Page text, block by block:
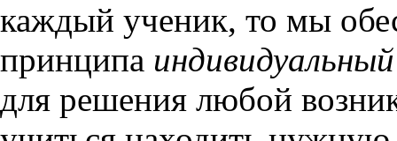
каждый ученик, то мы
принципа
для решения любой